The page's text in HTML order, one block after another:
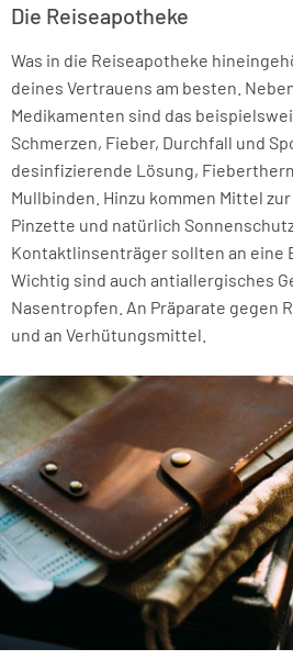
Die Reiseapotheke
Was in die Reiseapotheke
deines Vertrauens am besten.
Medikamenten sind das
Schmerzen, Fieber, Durchfall und
desinfizierende Lösung,
Mullbinden. Hinzu kommen Mittel
Pinzette und natürlich
Kontaktlinsenträger sollten an eine
Wichtig sind auch antiallergisches
Nasentropfen. An Präparate gegen
und an Verhütungsmittel.